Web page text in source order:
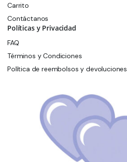
Carrito
Contáctanos
Políticas y Privacidad
FAQ
Términos y Condiciones
Política de reembolsos y devoluciones